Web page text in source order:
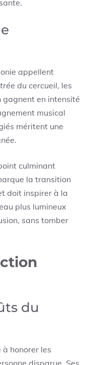
appellent
du cercueil, les
en intensité
musical
méritent une
culminant
la transition
doit inspirer à la
plus lumineux
sans tomber
du
à honorer les
disparue. Ses